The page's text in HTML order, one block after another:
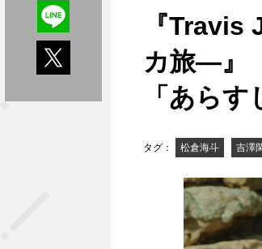
『
カ旅―』
「あら
タグ： 松倉海斗 吉澤